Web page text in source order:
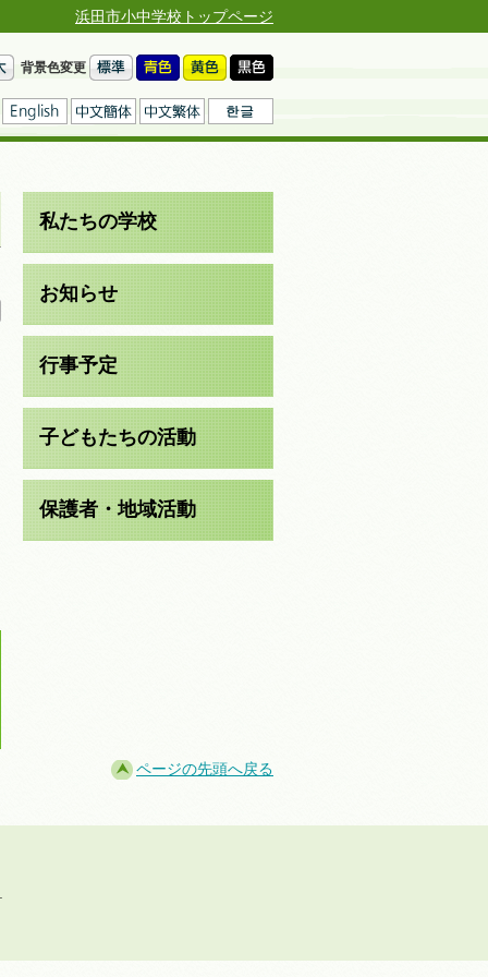
浜田市小中学校トップページ
背景色変更
私たちの学校
お知らせ
行事予定
子どもたちの活動
保護者・地域活動
ページの先頭へ戻る